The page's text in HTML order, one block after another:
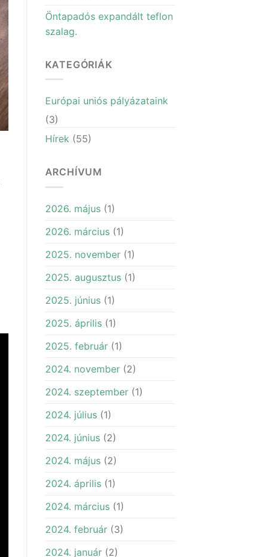
Öntapadós expandált teflon
szalag.
KATEGÓRIÁK
Európai uniós pályázataink
(3)
Hírek(55)
ARCHÍVUM
2026. május(1)
2026. március(1)
2025. november(1)
2025. augusztus(1)
2025. június(1)
2025. április(1)
2025. február(1)
2024. november(2)
2024. szeptember(1)
2024. július(1)
2024. június(2)
2024. május(2)
2024. április(1)
2024. március(1)
2024. február(3)
2024. január(2)